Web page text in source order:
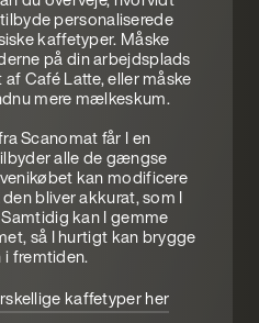
personaliserede
kaffetyper. Måske
på din arbejdsplads
Café Latte, eller måske
mere mælkeskum.
Scanomat får I en
alle de gængse
kan modificere
bliver akkurat, som I
kan I gemme
så I hurtigt kan brygge
i fremtiden.
kaffetyper her